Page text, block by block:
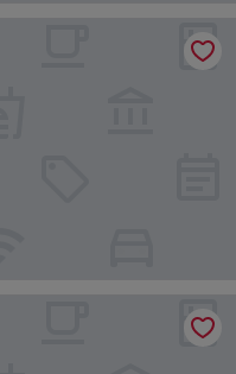
Suites Oakland-Airport by